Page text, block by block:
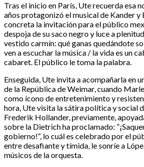
Tras el inicio en París, Ute recuerda esa
años protagonizó el musical de Kander y
concreta la invitación para el público
despoja de su saco negro y luce a
vestido carmín: qué ganas quedándote
ven a escuchar la música / la vida es un
cabaret. El público le toma la palabra.
Enseguida, Ute invita a acompañarla en
de la República de Weimar, cuando
como ícono de entretenimiento y
hora, Ute visita la sátira política y social
Frederik Hollander, previamente,
sobre la Dietrich ha proclamado:
gobierno!“, lo cuál es celebrado por el
entre desafiante y tímida, le sonríe a
músicos de la orquesta.